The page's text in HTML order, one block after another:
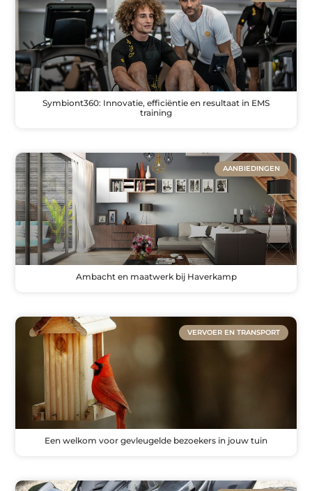
Symbiont360: Innovatie, efficiëntie en resultaat in EMS
training
AANBIEDINGEN
Ambacht en maatwerk bij Haverkamp
VERVOER EN TRANSPORT
Een welkom voor gevleugelde bezoekers in jouw tuin